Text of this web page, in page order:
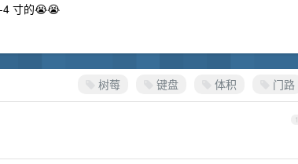
4 寸的😭😭
树莓 键盘 体积 门路
1